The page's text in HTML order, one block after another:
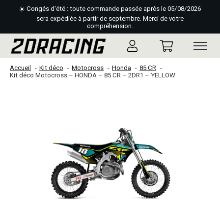
☀️ Congés d'été : toute commande passée après le 05/08/2026
sera expédiée à partir de septembre. Merci de votre
compréhension.
Accueil Kit déco Motocross Honda
85 CR
Kit déco Motocross – HONDA – 85 CR – 2DR1 – YELLOW